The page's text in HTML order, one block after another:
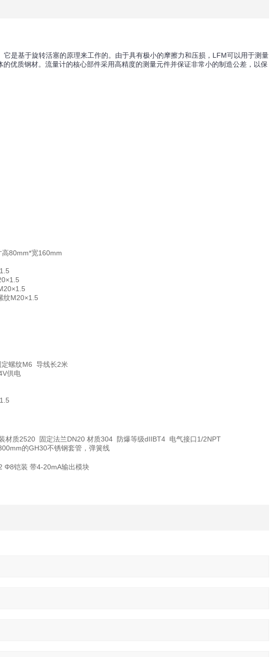
是基于旋转活塞的原理来工作的。由于具有极小的摩擦力和压损，LFM可以用于测量
优质钢材。流量计的核心部件采用高精度的测量元件并保证非常小的制造公差，以保
80mm*宽160mm
M20×1.5
螺纹M6 导线长2米
供电
质2520 固定法兰DN20 材质304 防爆等级dIIBT4 电气接口1/2NPT
的GH30不锈钢套管，弹簧线
Φ8铠装 带4-20mA输出模块